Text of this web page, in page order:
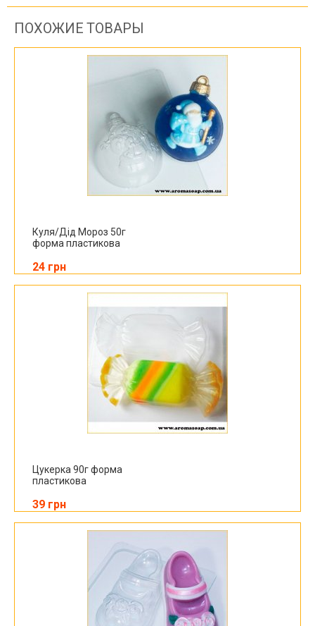
ПОХОЖИЕ ТОВАРЫ
Куля/Дід Мороз 50г
форма пластикова
24 грн
Цукерка 90г форма
пластикова
39 грн